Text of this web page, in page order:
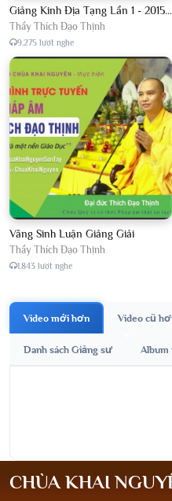
Giảng Kinh Địa Tạng Lần 1 - 2015 - 2016 - Chủ giảng Đại Đức Thích Đạo Thịnh
Thầy Thích Đạo Thịnh
9.275 lượt nghe
Vãng Sinh Luận Giảng Giải
Thầy Thích Đạo Thịnh
1.843 lượt nghe
Video mới hơn Video cũ
Danh sách Giảng sư Album
CHÙA KHAI